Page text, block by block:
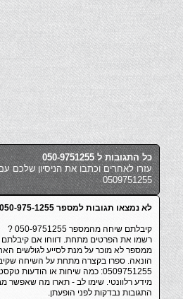
כל התגובות ל 050-9751255
עזרו לאחרים וכתבו את הניסיון שלכם
0509751255
לא נמצאו תגובות למספר 050-975-1255
קיבלתם שיחה מהמספר 050-9751255 ?
רשמו את הפרטים מתחת. דווחו אם קיבלתם
ממספר לא מוכר על מנת לסייע לגולשים
הונאה. ספרו בקצרה מתחת על השיחה
0509751255: כמה שיחות או
מידע רלוונטי. שימו לב - תארו מה שאפשר
התגובות נבדקות לפני הופעתן.